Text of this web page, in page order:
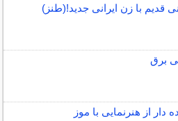
قدیم با زن ایرانی جدید!(طنز)
برق
از هنرنمایی با موز